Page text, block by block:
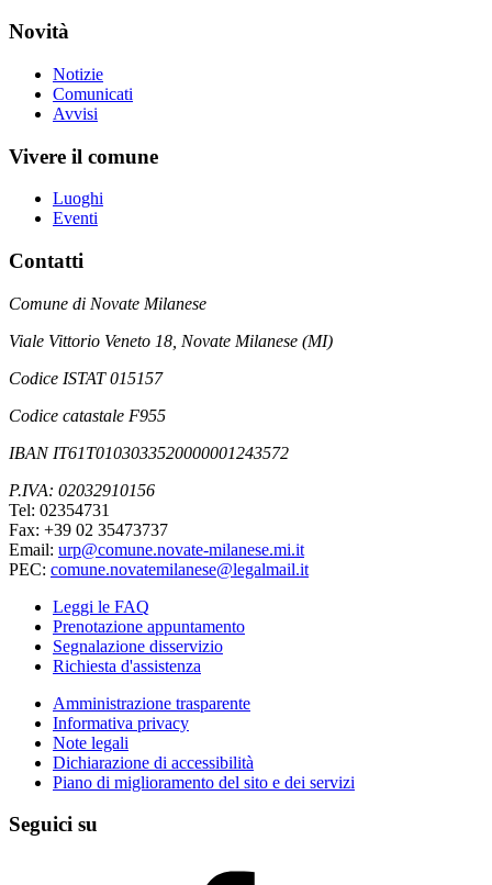
Novità
Notizie
Comunicati
Avvisi
Vivere il comune
Luoghi
Eventi
Contatti
Comune di Novate Milanese
Viale Vittorio Veneto 18, Novate Milanese (MI)
Codice ISTAT 015157
Codice catastale F955
IBAN IT61T0103033520000001243572
P.IVA: 02032910156
Tel: 02354731
Fax: +39 02 35473737
Email: urp@comune.novate-milanese.mi.it
PEC: comune.novatemilanese@legalmail.it
Leggi le FAQ
Prenotazione appuntamento
Segnalazione disservizio
Richiesta d'assistenza
Amministrazione trasparente
Informativa privacy
Note legali
Dichiarazione di accessibilità
Piano di miglioramento del sito e dei servizi
Seguici su